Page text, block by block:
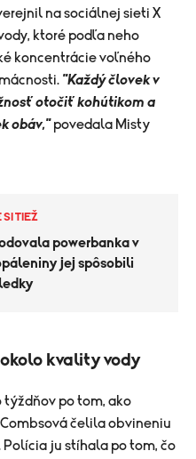
na sociálnej sieti X
ktoré podľa neho
koncentrácie voľného
"Každý človek v
otočiť kohútikom a
obáv,"povedala Misty
SI TIEŽ
powerbanka v
jej spôsobili
kvality vody
týždňov po tom, ako
čelila obvineniu
ju stíhala po tom, čo